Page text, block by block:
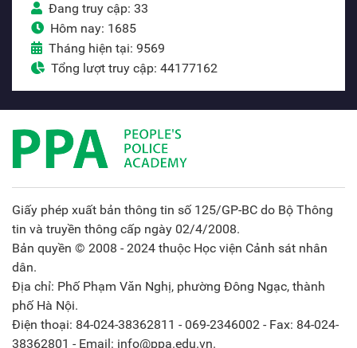
Đang truy cập: 33
Hôm nay: 1685
Tháng hiện tại: 9569
Tổng lượt truy cập: 44177162
Giấy phép xuất bản thông tin số 125/GP-BC do Bộ Thông
tin và truyền thông cấp ngày 02/4/2008.
Bản quyền © 2008 - 2024 thuộc Học viện Cảnh sát nhân
dân.
Địa chỉ: Phố Phạm Văn Nghị, phường Đông Ngạc, thành
phố Hà Nội.
Điện thoại: 84-024-38362811 - 069-2346002 - Fax: 84-024-
38362801 - Email: info@ppa.edu.vn.